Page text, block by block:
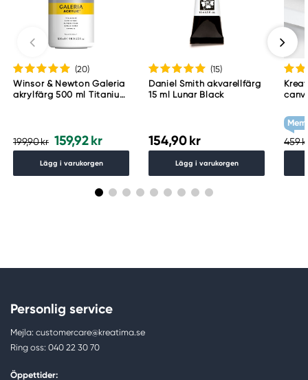
(20)
Winsor & Newton Galeria
akrylfärg 500 ml Titanium
199,90 kr 159,92 kr
Lägg i varukorgen
(15)
Daniel Smith akvarellfärg
15 ml Lunar Black
154,90 kr
Lägg i varukorgen
g/m²
459
Personlig service
Mejla: customercare@kreatima.se
Ring oss: 040 22 30 70
Öppettider: